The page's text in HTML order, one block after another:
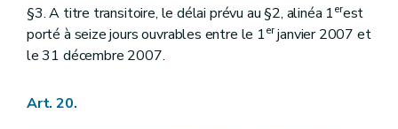
§3. A titre transitoire, le délai prévu au §2, alinéa 1erest
porté à seize jours ouvrables entre le 1erjanvier 2007 et
le 31 décembre 2007.
Art. 20.